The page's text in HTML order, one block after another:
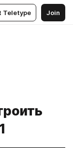
Teletype Join